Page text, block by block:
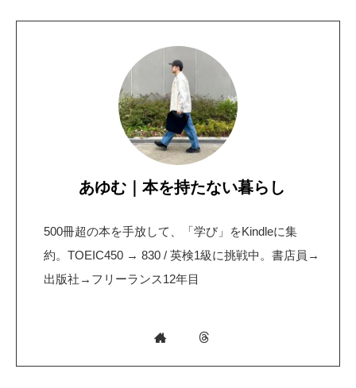
あゆむ｜本を持たない暮らし
500冊超の本を手放して、「学び」をKindleに集
約。TOEIC450 → 830 / 英検1級に挑戦中。書店員→
出版社→フリーランス12年目